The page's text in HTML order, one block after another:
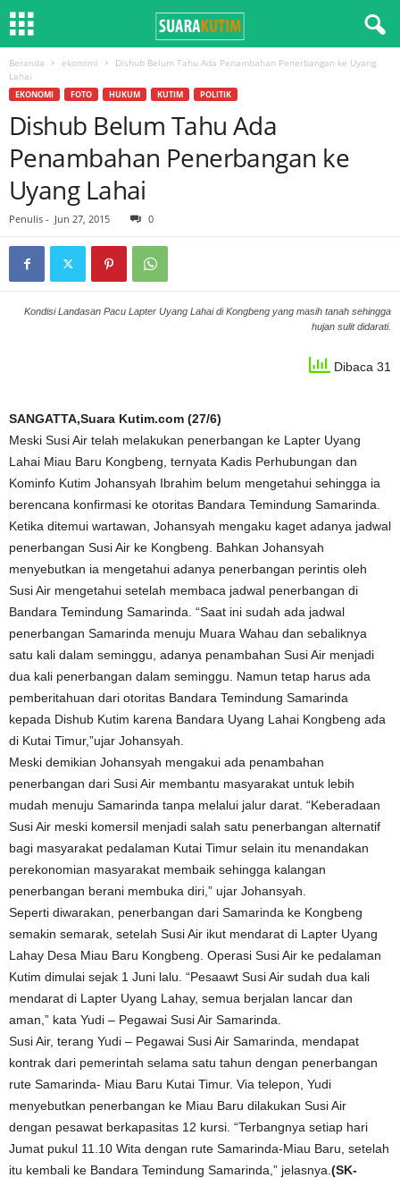
Beranda ekonomi
Dishub Belum Tahu Ada Penambahan Penerbangan ke Uyang
Lahai
EKONOMI FOTO HUKUM KUTIM POLITIK
Dishub Belum Tahu Ada
Penambahan Penerbangan ke
Uyang Lahai
Penulis - Jun 27, 2015 0
Kondisi Landasan Pacu Lapter Uyang Lahai di Kongbeng yang masih tanah sehingga
hujan sulit didarati.
Dibaca 31
SANGATTA,Suara Kutim.com (27/6)
Meski Susi Air telah melakukan penerbangan ke Lapter Uyang
Lahai Miau Baru Kongbeng, ternyata Kadis Perhubungan dan
Kominfo Kutim Johansyah Ibrahim belum mengetahui sehingga ia
berencana konfirmasi ke otoritas Bandara Temindung Samarinda.
Ketika ditemui wartawan, Johansyah mengaku kaget adanya jadwal
penerbangan Susi Air ke Kongbeng. Bahkan Johansyah
menyebutkan ia mengetahui adanya penerbangan perintis oleh
Susi Air mengetahui setelah membaca jadwal penerbangan di
Bandara Temindung Samarinda. “Saat ini sudah ada jadwal
penerbangan Samarinda menuju Muara Wahau dan sebaliknya
satu kali dalam seminggu, adanya penambahan Susi Air menjadi
dua kali penerbangan dalam seminggu. Namun tetap harus ada
pemberitahuan dari otoritas Bandara Temindung Samarinda
kepada Dishub Kutim karena Bandara Uyang Lahai Kongbeng ada
di Kutai Timur,”ujar Johansyah.
Meski demikian Johansyah mengakui ada penambahan
penerbangan dari Susi Air membantu masyarakat untuk lebih
mudah menuju Samarinda tanpa melalui jalur darat. “Keberadaan
Susi Air meski komersil menjadi salah satu penerbangan alternatif
bagi masyarakat pedalaman Kutai Timur selain itu menandakan
perekonomian masyarakat membaik sehingga kalangan
penerbangan berani membuka diri,” ujar Johansyah.
Seperti diwarakan, penerbangan dari Samarinda ke Kongbeng
semakin semarak, setelah Susi Air ikut mendarat di Lapter Uyang
Lahay Desa Miau Baru Kongbeng. Operasi Susi Air ke pedalaman
Kutim dimulai sejak 1 Juni lalu. “Pesaawt Susi Air sudah dua kali
mendarat di Lapter Uyang Lahay, semua berjalan lancar dan
aman,” kata Yudi – Pegawai Susi Air Samarinda.
Susi Air, terang Yudi – Pegawai Susi Air Samarinda, mendapat
kontrak dari pemerintah selama satu tahun dengan penerbangan
rute Samarinda- Miau Baru Kutai Timur. Via telepon, Yudi
menyebutkan penerbangan ke Miau Baru dilakukan Susi Air
dengan pesawat berkapasitas 12 kursi. “Terbangnya setiap hari
Jumat pukul 11.10 Wita dengan rute Samarinda-Miau Baru, setelah
itu kembali ke Bandara Temindung Samarinda,” jelasnya. (SK-